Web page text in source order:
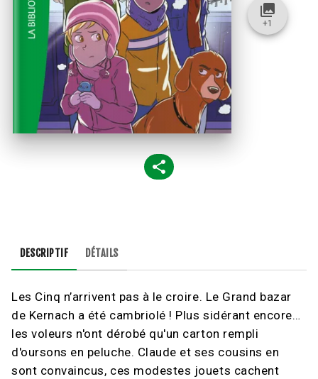
collections
+1
DESCRIPTIF DÉTAILS
Les Cinq n’arrivent pas à le croire. Le Grand bazar
de Kernach a été cambriolé ! Plus sidérant encore…
les voleurs n'ont dérobé qu'un carton rempli
d'oursons en peluche. Claude et ses cousins en
sont convaincus, ces modestes jouets cachent